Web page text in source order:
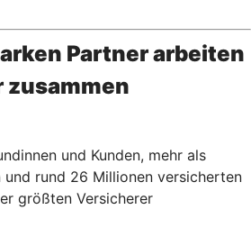
Partner arbeiten
zusammen
und Kunden, mehr als
rund 26 Millionen versicherten
größten Versicherer